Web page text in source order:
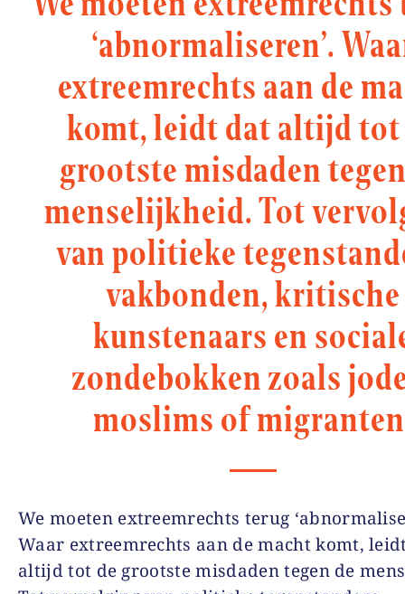
‘abnormaliseren’.
extreemrechts aan de
komt, leidt dat altijd tot
grootste misdaden
menselijkheid. Tot
van politieke
vakbonden, kritische
kunstenaars en
zondebokken zoals
moslims of
We moeten extreemrechts terug
Waar extreemrechts aan de macht komt,
altijd tot de grootste misdaden tegen de